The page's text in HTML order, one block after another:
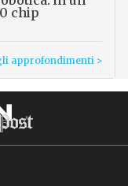
chip
approfondimenti >